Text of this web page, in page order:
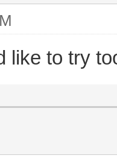
like to try